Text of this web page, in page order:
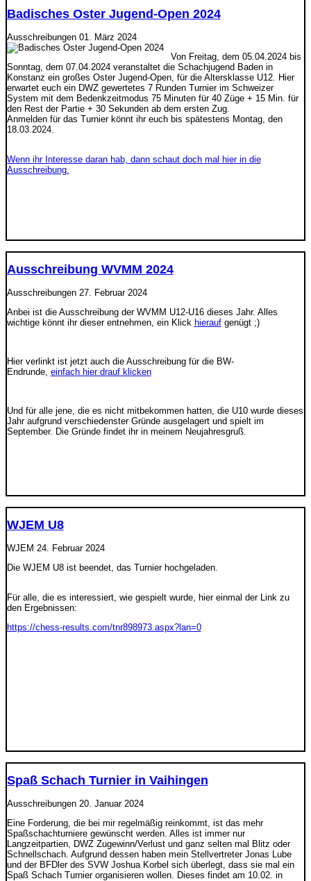
Badisches Oster Jugend-Open 2024
Ausschreibungen 01. März 2024
Von Freitag, dem 05.04.2024 bis
Sonntag, dem 07.04.2024 veranstaltet die Schachjugend Baden in
Konstanz ein großes Oster Jugend-Open, für die Altersklasse U12. Hier
erwartet euch ein DWZ gewertetes 7 Runden Turnier im Schweizer
System mit dem Bedenkzeitmodus 75 Minuten für 40 Züge + 15 Min. für
den Rest der Partie + 30 Sekunden ab dem ersten Zug.
Anmelden für das Turnier könnt ihr euch bis spätestens Montag, den
18.03.2024.
Wenn ihr Interesse daran hab, dann schaut doch mal hier in die
Ausschreibung.
Ausschreibung WVMM 2024
Ausschreibungen 27. Februar 2024
Anbei ist die Ausschreibung der WVMM U12-U16 dieses Jahr. Alles
wichtige könnt ihr dieser entnehmen, ein Klick hieraufgenügt ;)
Hier verlinkt ist jetzt auch die Ausschreibung für die BW-
Endrunde, einfach hier drauf klicken
Und für alle jene, die es nicht mitbekommen hatten, die U10 wurde dieses
Jahr aufgrund verschiedenster Gründe ausgelagert und spielt im
September. Die Gründe findet ihr in meinem Neujahresgruß.
WJEM U8
WJEM 24. Februar 2024
Die WJEM U8 ist beendet, das Turnier hochgeladen.
Für alle, die es interessiert, wie gespielt wurde, hier einmal der Link zu
den Ergebnissen:
https://chess-results.com/tnr898973.aspx?lan=0
Spaß Schach Turnier in Vaihingen
Ausschreibungen 20. Januar 2024
Eine Forderung, die bei mir regelmäßig reinkommt, ist das mehr
Spaßschachturniere gewünscht werden. Alles ist immer nur
Langzeitpartien, DWZ Zugewinn/Verlust und ganz selten mal Blitz oder
Schnellschach. Aufgrund dessen haben mein Stellvertreter Jonas Lube
und der BFDler des SVW Joshua Korbel sich überlegt, dass sie mal ein
Spaß Schach Turnier organisieren wollen. Dieses findet am 10.02. in